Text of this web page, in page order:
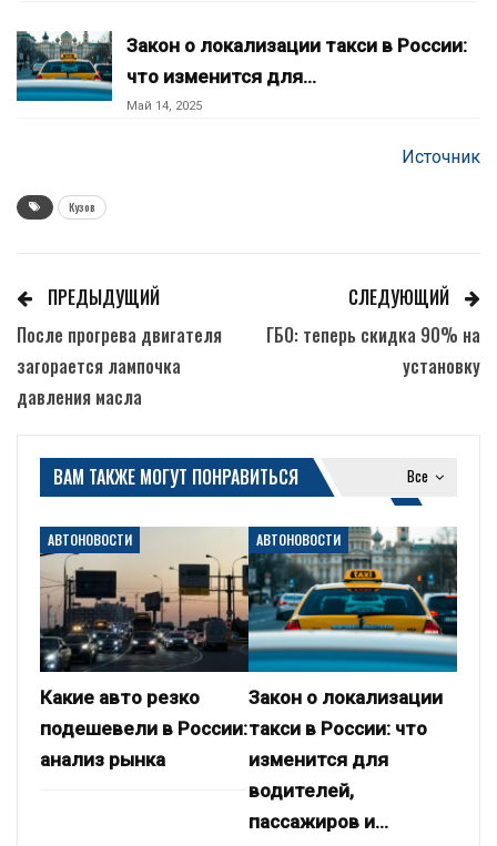
Закон о локализации такси в России:
что изменится для…
Май 14, 2025
Источник
Кузов
ПРЕДЫДУЩИЙ
После прогрева двигателя
загорается лампочка
давления масла
СЛЕДУЮЩИЙ
ГБО: теперь скидка 90% на
установку
Все
ВАМ ТАКЖЕ МОГУТ ПОНРАВИТЬСЯ
АВТОНОВОСТИ
Какие авто резко
подешевели в России:
анализ рынка
АВТОНОВОСТИ
Закон о локализации
такси в России: что
изменится для
водителей,
пассажиров и…